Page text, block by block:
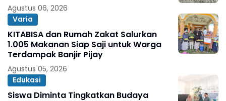
Agustus 06, 2026
Varia
KITABISA dan Rumah Zakat Salurkan
1.005 Makanan Siap Saji untuk Warga
Terdampak Banjir Pijay
Agustus 05, 2026
Edukasi
Siswa Diminta Tingkatkan Budaya